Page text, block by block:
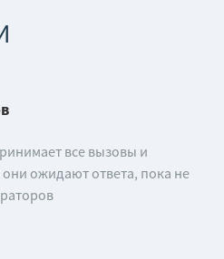
все вызовы и
они ожидают ответа, пока не